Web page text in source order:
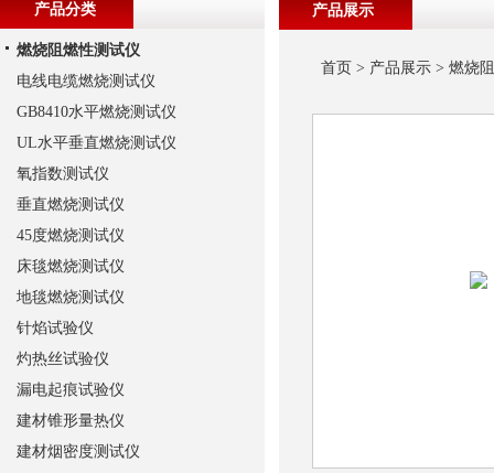
产品展示
首页 > 产品展示> 燃烧
产品分类
燃烧阻燃性测试仪
电线电缆燃烧测试仪
GB8410水平燃烧测试仪
UL水平垂直燃烧测试仪
氧指数测试仪
垂直燃烧测试仪
45度燃烧测试仪
床毯燃烧测试仪
地毯燃烧测试仪
针焰试验仪
灼热丝试验仪
漏电起痕试验仪
建材锥形量热仪
建材烟密度测试仪